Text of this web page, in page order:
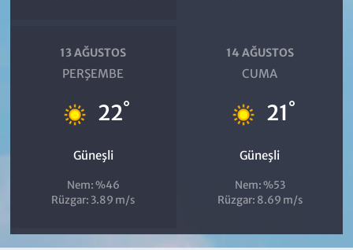
13 AĞUSTOS
PERŞEMBE
22°
Güneşli
Nem: %46
Rüzgar: 3.89 m/s
14 AĞUSTOS
CUMA
21°
Güneşli
Nem: %53
Rüzgar: 8.69 m/s